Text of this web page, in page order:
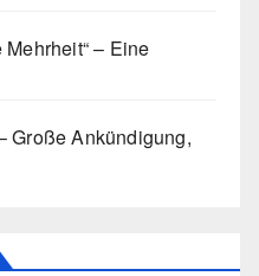
– Eine
Große Ankündigung,